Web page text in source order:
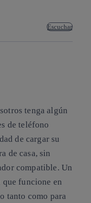
Escuchar
tenga algún
de teléfono
de cargar su
de casa, sin
compatible. Un
funcione en
tanto como para